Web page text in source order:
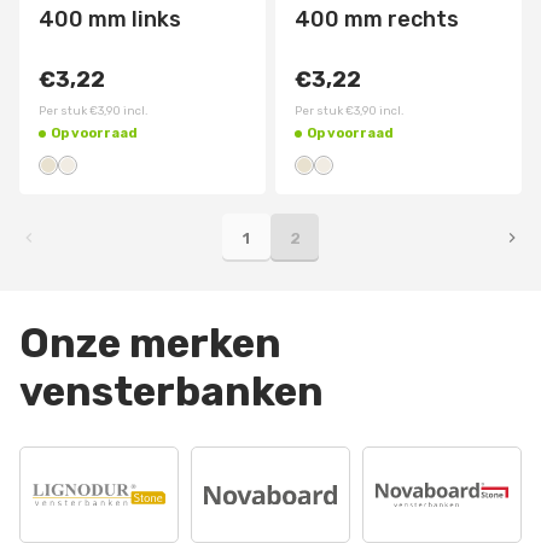
400 mm links
€3,22
Per stuk€3,90 incl.
Op voorraad
400 mm rechts
€3,22
Per stuk€3,90 incl.
Op voorraad
1 2
Onze merken
vensterbanken